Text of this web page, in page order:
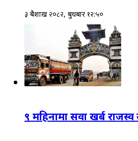
३ बैशाख २०८२, बुधबार १२:५०
९ महिनामा सवा खर्ब